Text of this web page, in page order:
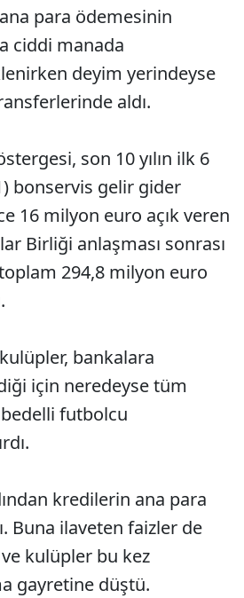
para ödemesinin
ciddi manada
deyim yerindeyse
aldı.
son 10 yılın ilk 6
bonservis gelir gider
16 milyon euro açık veren
Birliği anlaşması sonrası
294,8 milyon euro
bankalara
için neredeyse tüm
futbolcu
kredilerin ana para
Buna ilaveten faizler de
kulüpler bu kez
gayretine düştü.